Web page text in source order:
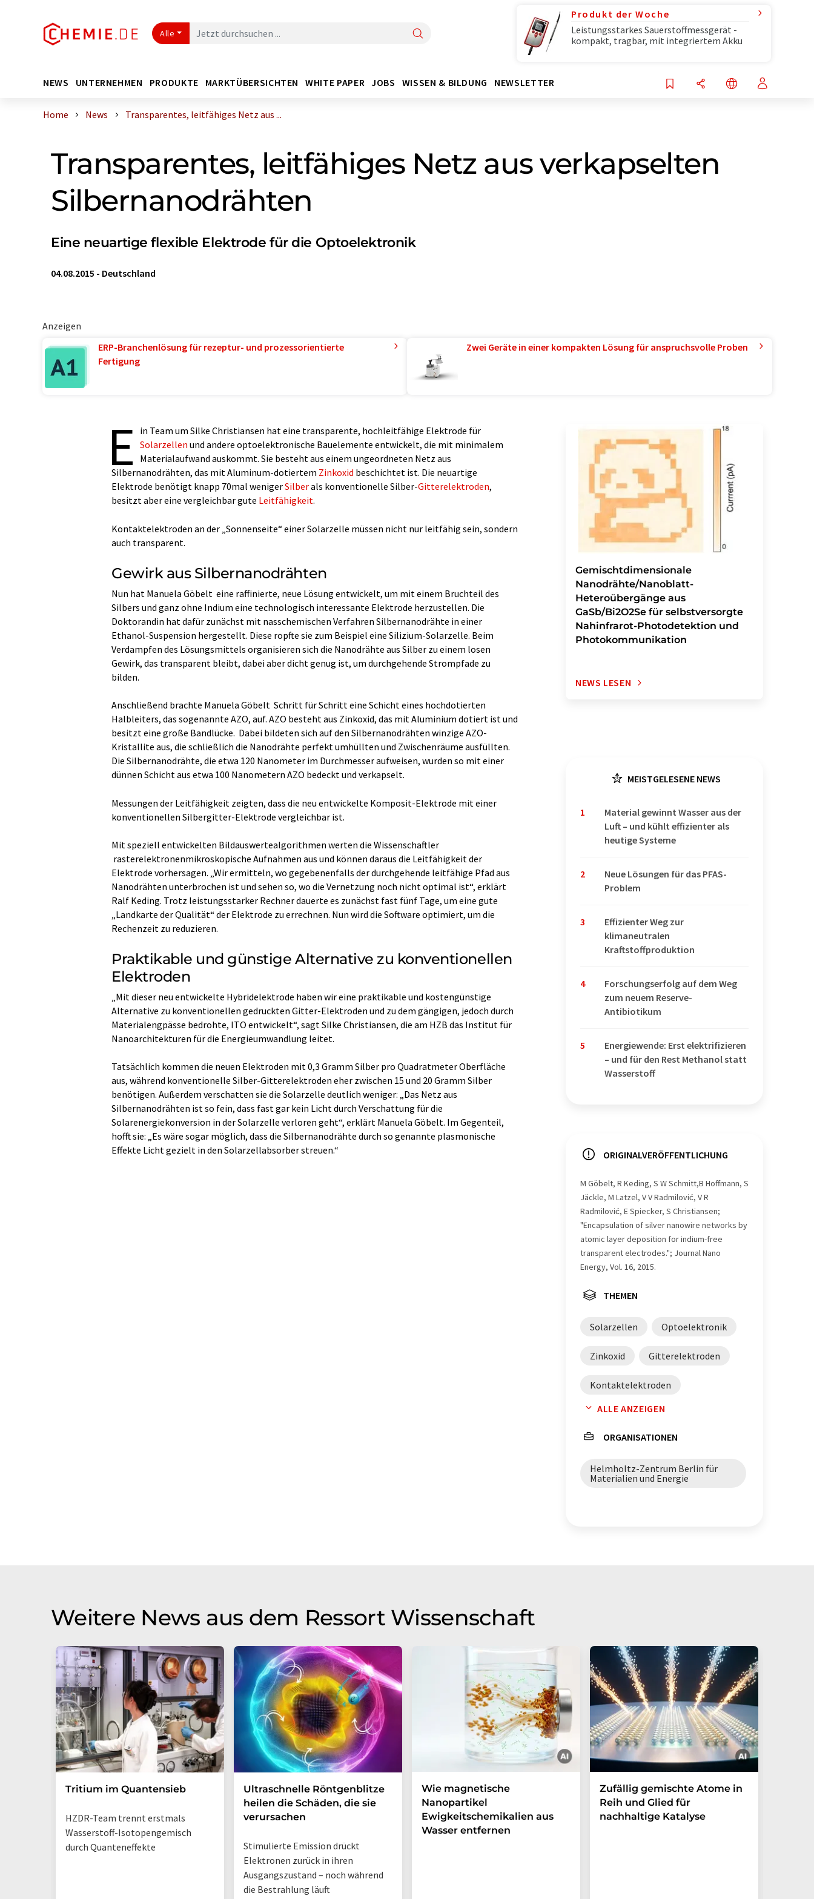
Alle
Produkt der Woche
Leistungsstarkes Sauerstoffmessgerät -
kompakt, tragbar, mit integriertem Akku
NEWS UNTERNEHMEN PRODUKTE MARKTÜBERSICHTEN WHITE PAPER JOBS WISSEN & BILDUNG NEWSLETTER
Home News Transparentes, leitfähiges Netz aus ...
Transparentes, leitfähiges Netz aus verkapselten
Silbernanodrähten
Eine neuartige flexible Elektrode für die Optoelektronik
04.08.2015 - Deutschland
Anzeigen
ERP-Branchenlösung für rezeptur- und prozessorientierte
Fertigung
Zwei Geräte in einer kompakten Lösung für anspruchsvolle Proben
E
in Team um Silke Christiansen hat eine transparente, hochleitfähige Elektrode für
Solarzellen und andere optoelektronische Bauelemente entwickelt, die mit minimalem
Materialaufwand auskommt. Sie besteht aus einem ungeordneten Netz aus
Silbernanodrähten, das mit Aluminum-dotiertem Zinkoxid beschichtet ist. Die neuartige
Elektrode benötigt knapp 70mal wenigerSilberals konventionelle Silber-Gitterelektroden,
besitzt aber eine vergleichbar gute Leitfähigkeit.
Kontaktelektroden an der „Sonnenseite“ einer Solarzelle müssen nicht nur leitfähig sein, sondern
auch transparent.
Gewirk aus Silbernanodrähten
Nun hat Manuela Göbelt eine raffinierte, neue Lösung entwickelt, um mit einem Bruchteil des
Silbers und ganz ohne Indium eine technologisch interessante Elektrode herzustellen. Die
Doktorandin hat dafür zunächst mit nasschemischen Verfahren Silbernanodrähte in einer
Ethanol-Suspension hergestellt. Diese ropfte sie zum Beispiel eine Silizium-Solarzelle. Beim
Verdampfen des Lösungsmittels organisieren sich die Nanodrähte aus Silber zu einem losen
Gewirk, das transparent bleibt, dabei aber dicht genug ist, um durchgehende Strompfade zu
bilden.
Anschließend brachte Manuela Göbelt Schritt für Schritt eine Schicht eines hochdotierten
Halbleiters, das sogenannte AZO, auf. AZO besteht aus Zinkoxid, das mit Aluminium dotiert ist und
besitzt eine große Bandlücke. Dabei bildeten sich auf den Silbernanodrähten winzige AZO-
Kristallite aus, die schließlich die Nanodrähte perfekt umhüllten und Zwischenräume ausfüllten.
Die Silbernanodrähte, die etwa 120 Nanometer im Durchmesser aufweisen, wurden so mit einer
dünnen Schicht aus etwa 100 Nanometern AZO bedeckt und verkapselt.
Messungen der Leitfähigkeit zeigten, dass die neu entwickelte Komposit-Elektrode mit einer
konventionellen Silbergitter-Elektrode vergleichbar ist.
Mit speziell entwickelten Bildauswertealgorithmen werten die Wissenschaftler
rasterelektronenmikroskopische Aufnahmen aus und können daraus die Leitfähigkeit der
Elektrode vorhersagen. „Wir ermitteln, wo gegebenenfalls der durchgehende leitfähige Pfad aus
Nanodrähten unterbrochen ist und sehen so, wo die Vernetzung noch nicht optimal ist“, erklärt
Ralf Keding. Trotz leistungsstarker Rechner dauerte es zunächst fast fünf Tage, um eine gute
„Landkarte der Qualität“ der Elektrode zu errechnen. Nun wird die Software optimiert, um die
Rechenzeit zu reduzieren.
Praktikable und günstige Alternative zu konventionellen
Elektroden
„Mit dieser neu entwickelte Hybridelektrode haben wir eine praktikable und kostengünstige
Alternative zu konventionellen gedruckten Gitter-Elektroden und zu dem gängigen, jedoch durch
Materialengpässe bedrohte, ITO entwickelt“, sagt Silke Christiansen, die am HZB das Institut für
Nanoarchitekturen für die Energieumwandlung leitet.
Tatsächlich kommen die neuen Elektroden mit 0,3 Gramm Silber pro Quadratmeter Oberfläche
aus, während konventionelle Silber-Gitterelektroden eher zwischen 15 und 20 Gramm Silber
benötigen. Außerdem verschatten sie die Solarzelle deutlich weniger: „Das Netz aus
Silbernanodrähten ist so fein, dass fast gar kein Licht durch Verschattung für die
Solarenergiekonversion in der Solarzelle verloren geht“, erklärt Manuela Göbelt. Im Gegenteil,
hofft sie: „Es wäre sogar möglich, dass die Silbernanodrähte durch so genannte plasmonische
Effekte Licht gezielt in den Solarzellabsorber streuen.“
Gemischtdimensionale
Nanodrähte/Nanoblatt-
Heteroübergänge aus
GaSb/Bi2O2Se für selbstversorgte
Nahinfrarot-Photodetektion und
Photokommunikation
NEWS LESEN
MEISTGELESENE NEWS
1
Material gewinnt Wasser aus der
Luft – und kühlt effizienter als
heutige Systeme
2
Neue Lösungen für das PFAS-
Problem
3
Effizienter Weg zur
klimaneutralen
Kraftstoffproduktion
4
Forschungserfolg auf dem Weg
zum neuem Reserve-
Antibiotikum
5
Energiewende: Erst elektrifizieren
– und für den Rest Methanol statt
Wasserstoff
ORIGINALVERÖFFENTLICHUNG
M Göbelt, R Keding, S W Schmitt,B Hoffmann, S
Jäckle, M Latzel, V V Radmilović, V R
Radmilović, E Spiecker, S Christiansen;
"Encapsulation of silver nanowire networks by
atomic layer deposition for indium-free
transparent electrodes."; Journal Nano
Energy, Vol. 16, 2015.
THEMEN
Solarzellen Optoelektronik
Zinkoxid Gitterelektroden
Kontaktelektroden
Nanodrähte Silber
Leitfähigkeit
ALLE ANZEIGEN
ORGANISATIONEN
Helmholtz-Zentrum Berlin für
Materialien und Energie
Weitere News aus dem Ressort Wissenschaft
Tritium im Quantensieb
HZDR-Team trennt erstmals
Wasserstoff-Isotopengemisch
durch Quanteneffekte
Ultraschnelle Röntgenblitze
heilen die Schäden, die sie
verursachen
Stimulierte Emission drückt
Elektronen zurück in ihren
Ausgangszustand – noch während
die Bestrahlung läuft
Wie magnetische
Nanopartikel
Ewigkeitschemikalien aus
Wasser entfernen
Zufällig gemischte Atome in
Reih und Glied für
nachhaltige Katalyse